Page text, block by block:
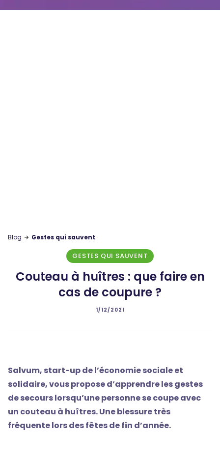
Blog Gestes qui sauvent
GESTES QUI SAUVENT
Couteau à huîtres : que faire en
cas de coupure ?
1/12/2021
Salvum, start-up de l’économie sociale et
solidaire, vous propose d’apprendre les gestes
de secours lorsqu’une personne se coupe avec
un couteau à huîtres. Une blessure très
fréquente lors des fêtes de fin d’année.